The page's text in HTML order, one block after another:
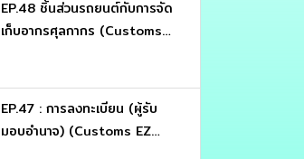
EP.48 ชิ้นส่วนรถยนต์กับการจัด
เก็บอากรศุลกากร (Customs
EP.47 : การลงทะเบียน (ผู้รับ
มอบอำนาจ) (Customs EZ